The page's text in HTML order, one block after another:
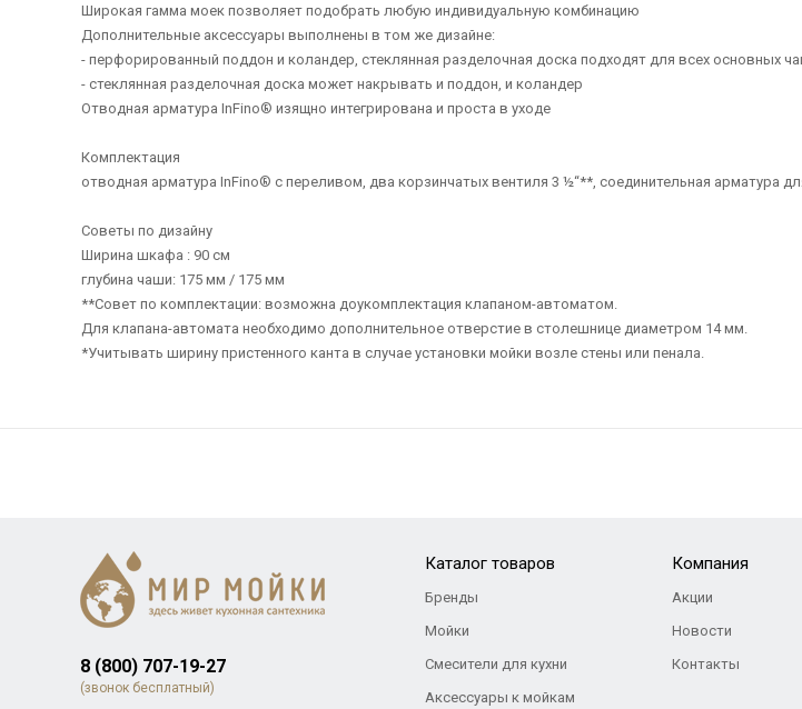
Широкая гамма моек позволяет подобрать любую индивидуальную комбинацию
Дополнительные аксессуары выполнены в том же дизайне:
- перфорированный поддон и коландер, стеклянная разделочная доска подходят для всех основных
- стеклянная разделочная доска может накрывать и поддон, и коландер
Отводная арматура InFino® изящно интегрирована и проста в уходе
Комплектация
отводная арматура InFino® с переливом, два корзинчатых вентиля 3 ½“**, соединительная арматура
Советы по дизайну
Ширина шкафа : 90 см
глубина чаши: 175 мм / 175 мм
**Совет по комплектации: возможна доукомплектация клапаном-автоматом.
Для клапана-автомата необходимо дополнительное отверстие в столешнице диаметром 14 мм.
*Учитывать ширину пристенного канта в случае установки мойки возле стены или пенала.
8 (800) 707-19-27
(звонок бесплатный)
Каталог товаров
Бренды
Мойки
Смесители для кухни
Аксессуары к мойкам
Компания
Акции
Новости
Контакты